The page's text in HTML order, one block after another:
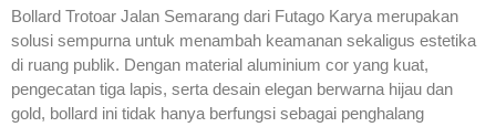
Bollard Trotoar Jalan Semarang dari Futago Karya merupakan
solusi sempurna untuk menambah keamanan sekaligus estetika
di ruang publik. Dengan material aluminium cor yang kuat,
pengecatan tiga lapis, serta desain elegan berwarna hijau dan
gold, bollard ini tidak hanya berfungsi sebagai penghalang